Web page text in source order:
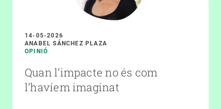
14-05-2026
ANABEL SÁNCHEZ PLAZA
OPINIÓ
Quan l’impacte no és com
l’havíem imaginat